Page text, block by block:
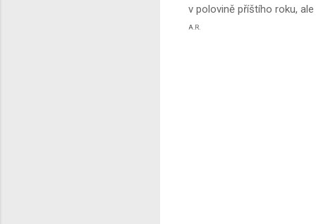
v polovině příštího roku,
A.R.